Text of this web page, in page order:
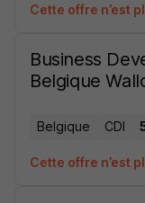
Cette offre n’est
Business
Belgique
Belgique CDI
Cette offre n’est